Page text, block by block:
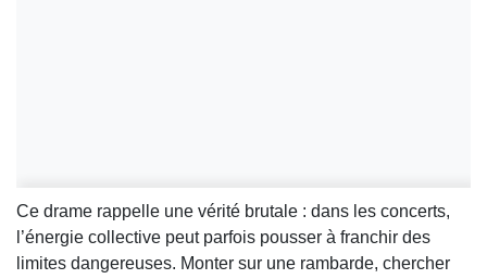
Ce drame rappelle une vérité brutale : dans les concerts,
l’énergie collective peut parfois pousser à franchir des
limites dangereuses. Monter sur une rambarde, chercher